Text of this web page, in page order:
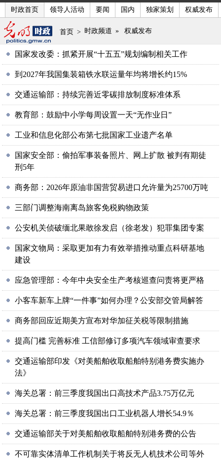
时政首页 领导人活动 要闻 国内 独家策划 权威发布
首页 > 时政频道 » 权威发布
国家发改委：抓紧开展“十五五”规划编制相关工作
到2027年我国集装箱铁水联运量年均将增长约15%
交通运输部：持续完善近零碳排放制度标准体系
教育部：鼓励中小学每周设置一天“无作业日”
工业和信息化部公布第七批国家工业遗产名单
国家安全部：偷拍军事装备照片、网上扩散 被判有期徒
刑5年
商务部：2026年原油非国营贸易进口允许量为25700万吨
三部门调整海南离岛旅客免税购物政策
公安机关侦破缅北果敢徐发启（徐老发）犯罪集团专案
国家文物局：采取更加有力有效举措推动重点科研基地
建设
应急管理部：今年中央安全生产考核巡查问责将更严格
小客车新车上牌“一件事”如何办理？公安部交管局解答
商务部回应近期美方宣布对华加征关税等限制措施
提高门槛 完善标准 工信部修订多项汽车领域审查要求
交通运输部印发《对美船舶收取船舶特别港务费实施办
法》
海关总署：前三季度我国出口高技术产品3.75万亿元
海关总署：前三季度我国出口工业机器人增长54.9％
交通运输部关于对美船舶收取船舶特别港务费的公告
不可靠实体清单工作机制关于将反无人机技术公司等外